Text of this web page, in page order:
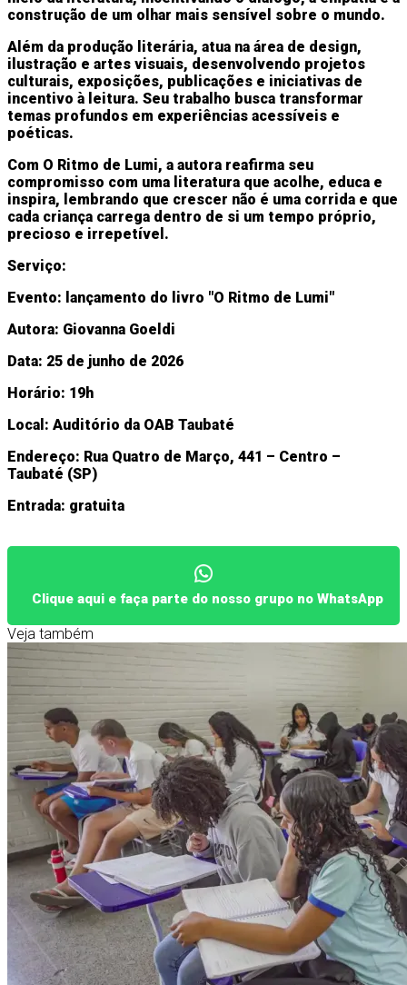
construção de um olhar mais sensível sobre o mundo.
Além da produção literária, atua na área de design,
ilustração e artes visuais, desenvolvendo projetos
culturais, exposições, publicações e iniciativas de
incentivo à leitura. Seu trabalho busca transformar
temas profundos em experiências acessíveis e
poéticas.
Com O Ritmo de Lumi, a autora reafirma seu
compromisso com uma literatura que acolhe, educa e
inspira, lembrando que crescer não é uma corrida e que
cada criança carrega dentro de si um tempo próprio,
precioso e irrepetível.
Serviço:
Evento: lançamento do livro "O Ritmo de Lumi"
Autora: Giovanna Goeldi
Data: 25 de junho de 2026
Horário: 19h
Local: Auditório da OAB Taubaté
Endereço: Rua Quatro de Março, 441 – Centro –
Taubaté (SP)
Entrada: gratuita
Clique aqui e faça parte do nosso grupo no WhatsApp
Veja também